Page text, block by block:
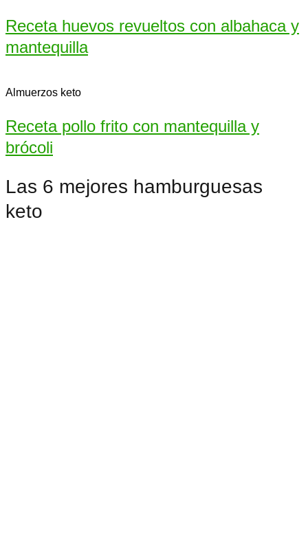
Receta huevos revueltos con albahaca y
mantequilla
Almuerzos keto
Receta pollo frito con mantequilla y
brócoli
Las 6 mejores hamburguesas
keto